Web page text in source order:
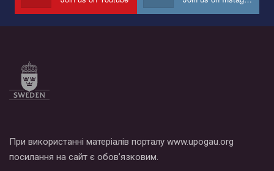
При використанні матеріалів порталу www.upogau.org
посилання на сайт є обов’язковим.